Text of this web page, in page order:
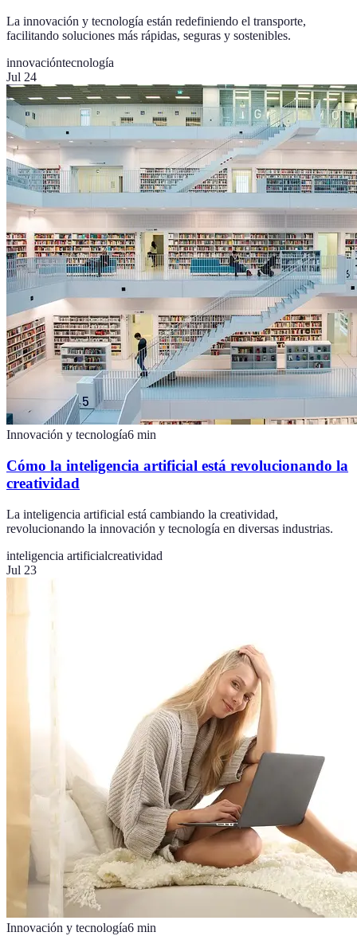
La innovación y tecnología están redefiniendo el transporte,
facilitando soluciones más rápidas, seguras y sostenibles.
innovacióntecnología
Jul 24
Innovación y tecnología6 min
Cómo la inteligencia artificial está revolucionando la
creatividad
La inteligencia artificial está cambiando la creatividad,
revolucionando la innovación y tecnología en diversas industrias.
inteligencia artificialcreatividad
Jul 23
Innovación y tecnología6 min